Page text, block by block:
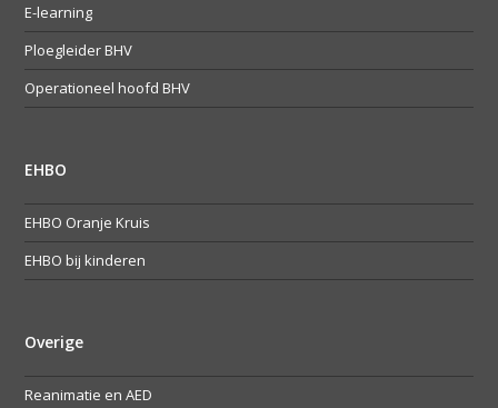
E-learning
Ploegleider BHV
Operationeel hoofd BHV
EHBO
EHBO Oranje Kruis
EHBO bij kinderen
Overige
Reanimatie en AED